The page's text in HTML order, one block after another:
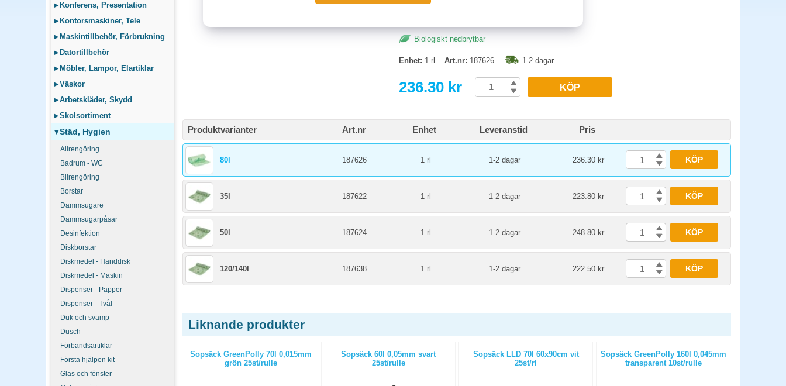
▸ Konferens, Presentation
▸ Kontorsmaskiner, Tele
▸ Maskintillbehör, Förbrukning
▸ Datortillbehör
▸ Möbler, Lampor, Elartiklar
▸Väskor
▸Arbetskläder, Skydd
▸Skolsortiment
▾Städ, Hygien
Allrengöring
Badrum - WC
Bilrengöring
Borstar
Dammsugare
Dammsugarpåsar
Desinfektion
Diskborstar
Diskmedel - Handdisk
Diskmedel - Maskin
Dispenser - Papper
Dispenser - Tvål
Duk och svamp
Dusch
Förbandsartiklar
Första hjälpen kit
Glas och fönster
Biologiskt nedbrytbar
Enhet: 1 rl Art.nr: 187626 1-2 dagar
236.30 kr KÖP
Produktvarianter Art.nr Enhet Leveranstid Pris
80l 187626 1 rl 1-2 dagar 236.30 kr KÖP
35l 187622 1 rl 1-2 dagar 223.80 kr KÖP
50l 187624 1 rl 1-2 dagar 248.80 kr KÖP
120/140l 187638 1 rl 1-2 dagar 222.50 kr KÖP
Liknande produkter
25st/rulle
Sopsäck GreenPolly 70l 0,015mm
grön 25st/rulle
Sopsäck 60l 0,05mm svart
25st/rulle
Sopsäck LLD 70l 60x90cm vit
25st/rl
Sopsäck GreenPolly 160l 0,045mm
transparent 10st/rulle